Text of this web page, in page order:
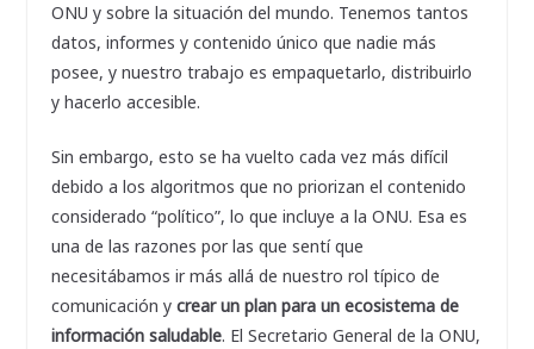
ONU y sobre la situación del mundo. Tenemos tantos
datos, informes y contenido único que nadie más
posee, y nuestro trabajo es empaquetarlo, distribuirlo
y hacerlo accesible.
Sin embargo, esto se ha vuelto cada vez más difícil
debido a los algoritmos que no priorizan el contenido
considerado “político”, lo que incluye a la ONU. Esa es
una de las razones por las que sentí que
necesitábamos ir más allá de nuestro rol típico de
comunicación y crear un plan para un ecosistema de
información saludable. El Secretario General de la ONU,